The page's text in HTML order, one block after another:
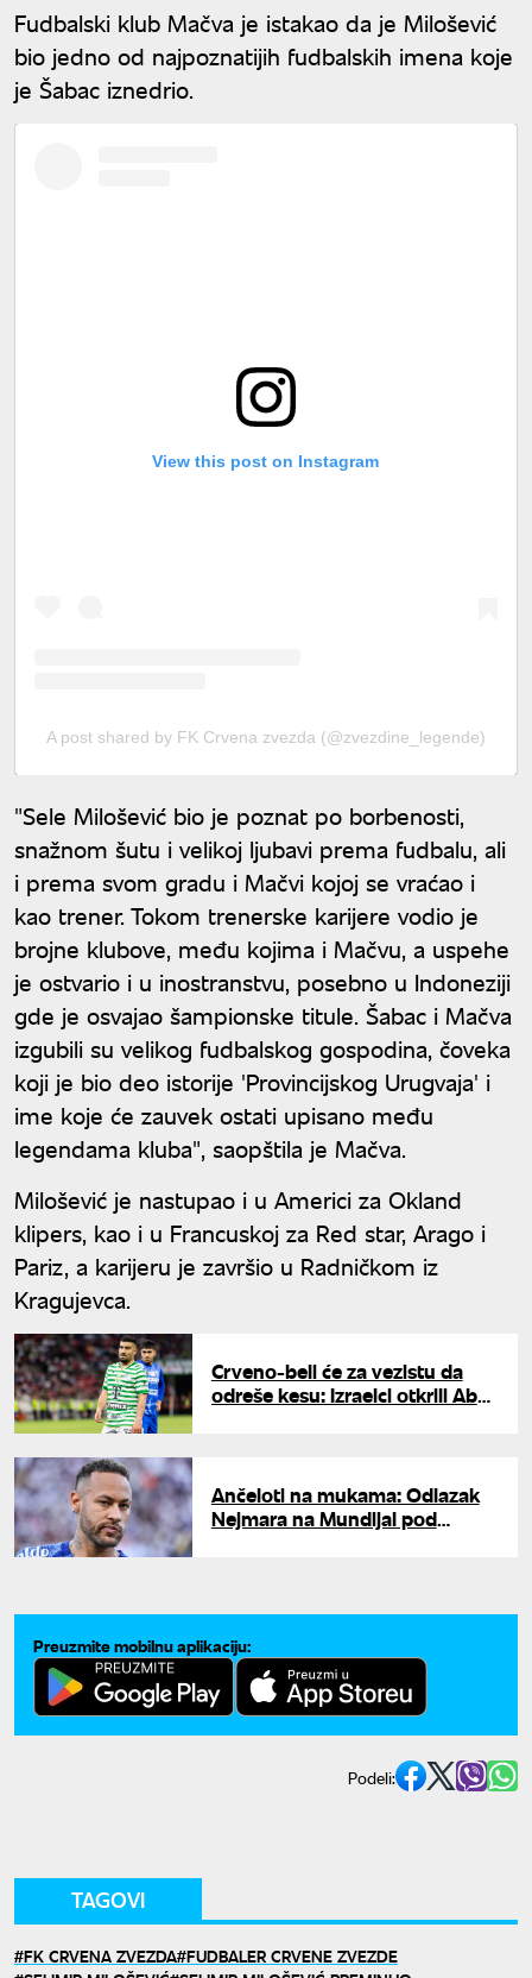
Fudbalski klub Mačva je istakao da je Milošević
bio jedno od najpoznatijih fudbalskih imena koje
je Šabac iznedrio.
View this post on Instagram
A post shared by FK Crvena zvezda (@zvezdine_legende)
"Sele Milošević bio je poznat po borbenosti,
snažnom šutu i velikoj ljubavi prema fudbalu, ali
i prema svom gradu i Mačvi kojoj se vraćao i
kao trener. Tokom trenerske karijere vodio je
brojne klubove, među kojima i Mačvu, a uspehe
je ostvario i u inostranstvu, posebno u Indoneziji
gde je osvajao šampionske titule. Šabac i Mačva
izgubili su velikog fudbalskog gospodina, čoveka
koji je bio deo istorije 'Provincijskog Urugvaja' i
ime koje će zauvek ostati upisano među
legendama kluba", saopštila je Mačva.
Milošević je nastupao i u Americi za Okland
klipers, kao i u Francuskoj za Red star, Arago i
Pariz, a karijeru je završio u Radničkom iz
Kragujevca.
Crveno-beli će za vezistu da
odreše kesu: Izraelci otkrili Abu
Ančeloti na mukama: Odlazak
Nejmara na Mundijal pod
Preuzmite mobilnu aplikaciju:
Podeli:
TAGOVI
FK CRVENA ZVEZDA FUDBALER CRVENE ZVEZDE